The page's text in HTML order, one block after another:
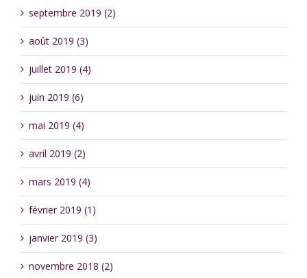
septembre 2019 (2)
août 2019 (3)
juillet 2019 (4)
juin 2019 (6)
mai 2019 (4)
avril 2019 (2)
mars 2019 (4)
février 2019 (1)
janvier 2019 (3)
novembre 2018 (2)